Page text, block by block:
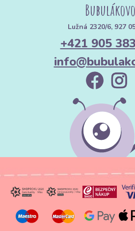
Bubulákovo
Lužná 2320/6, 927
+421 905